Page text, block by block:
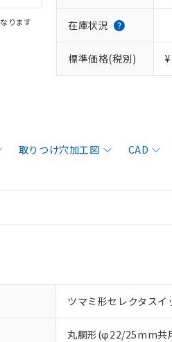
ります 在庫状況
標準価格(税別)
取りつけ穴加工図 CAD
ツマミ形セレクタスイ
丸胴形(φ22/25mm共